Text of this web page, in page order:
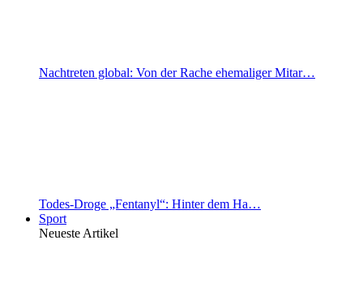
Nachtreten global: Von der Rache ehemaliger Mitar…
Todes-Droge „Fentanyl“: Hinter dem Ha…
Sport
Neueste Artikel